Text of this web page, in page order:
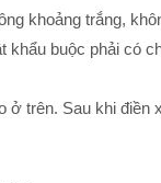
khoảng trắng,
khẩu buộc phải có
ở trên. Sau khi